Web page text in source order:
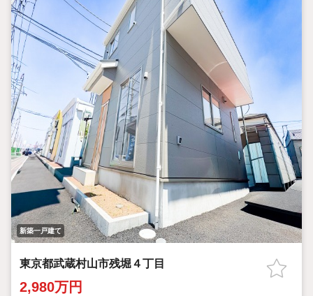
新築一戸建て
東京都武蔵村山市残堀４丁目
2,980万円